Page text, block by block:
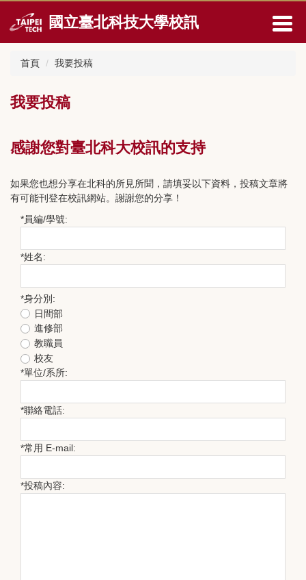
到
區
國立臺北科技大學校訊
首頁 我要投稿
我要投稿
感謝您對臺北科大校訊的支持
如果您也想分享在北科的所見所聞，請填妥以下資料，投稿文章將
有可能刊登在校訊網站。謝謝您的分享！
*員編/學號:
*姓名:
*身分別:
日間部
進修部
教職員
校友
*單位/系所:
*聯絡電話:
*常用 E-mail:
*投稿內容: